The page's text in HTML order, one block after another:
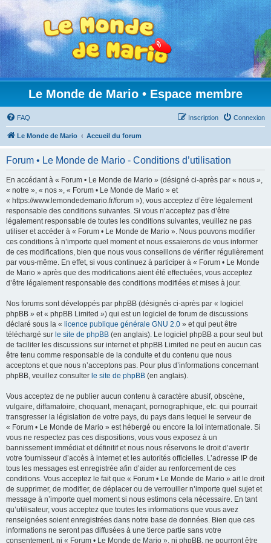
Le Monde de Mario • Espace membre
FAQ Connexion
Inscription
Le Monde de Mario Accueil du forum
Forum • Le Monde de Mario - Conditions d’utilisation
En accédant à « Forum • Le Monde de Mario » (désigné ci-après par « nous »,
« notre », « nos », « Forum • Le Monde de Mario » et
« https://www.lemondedemario.fr/forum »), vous acceptez d’être légalement
responsable des conditions suivantes. Si vous n’acceptez pas d’être
légalement responsable de toutes les conditions suivantes, veuillez ne pas
utiliser et accéder à « Forum • Le Monde de Mario ». Nous pouvons modifier
ces conditions à n’importe quel moment et nous essaierons de vous informer
de ces modifications, bien que nous vous conseillons de vérifier régulièrement
par vous-même. En effet, si vous continuez à participer à « Forum • Le Monde
de Mario » après que des modifications aient été effectuées, vous acceptez
d’être légalement responsable des conditions modifiées et mises à jour.
Nos forums sont développés par phpBB (désignés ci-après par « logiciel
phpBB » et « phpBB Limited ») qui est un logiciel de forum de discussions
déclaré sous la « licence publique générale GNU 2.0 » et qui peut être
téléchargé sur le site de phpBB (en anglais). Le logiciel phpBB a pour seul but
de faciliter les discussions sur internet et phpBB Limited ne peut en aucun cas
être tenu comme responsable de la conduite et du contenu que nous
acceptons et que nous n’acceptons pas. Pour plus d’informations concernant
phpBB, veuillez consulter le site de phpBB (en anglais).
Vous acceptez de ne publier aucun contenu à caractère abusif, obscène,
vulgaire, diffamatoire, choquant, menaçant, pornographique, etc. qui pourrait
transgresser la législation de votre pays, du pays dans lequel le serveur de
« Forum • Le Monde de Mario » est hébergé ou encore la loi internationale. Si
vous ne respectez pas ces dispositions, vous vous exposez à un
bannissement immédiat et définitif et nous nous réservons le droit d’avertir
votre fournisseur d’accès à internet et les autorités officielles. L’adresse IP de
tous les messages est enregistrée afin d’aider au renforcement de ces
conditions. Vous acceptez le fait que « Forum • Le Monde de Mario » ait le droit
de supprimer, de modifier, de déplacer ou de verrouiller n’importe quel sujet et
message à n’importe quel moment si nous estimons cela nécessaire. En tant
qu’utilisateur, vous acceptez que toutes les informations que vous avez
renseignées soient enregistrées dans notre base de données. Bien que ces
informations ne seront pas diffusées à une tierce partie sans votre
consentement, ni « Forum • Le Monde de Mario », ni phpBB, ne pourront être